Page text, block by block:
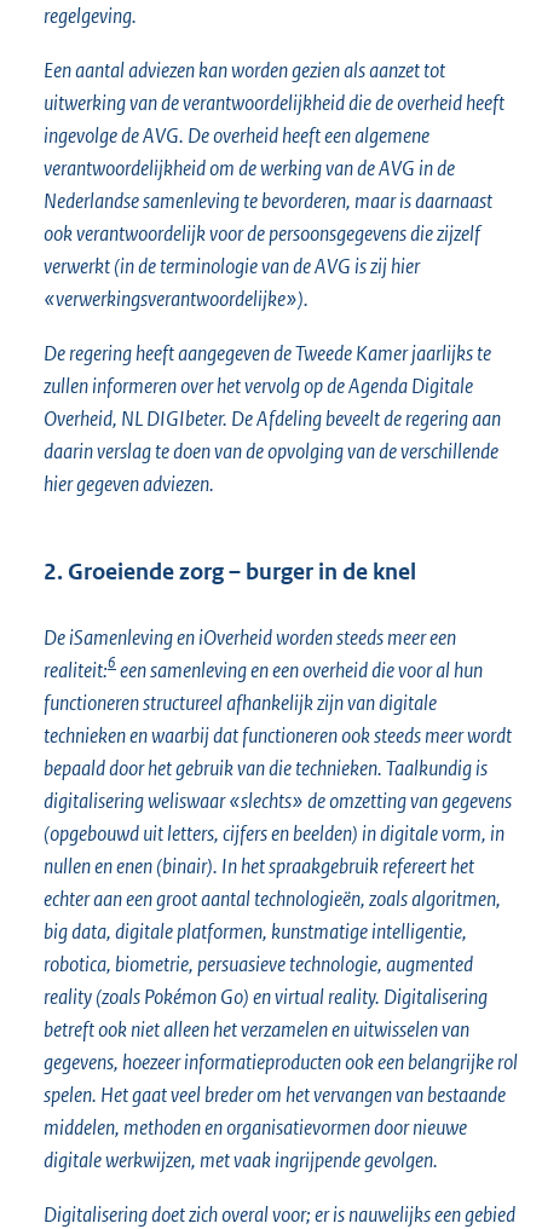
regelgeving.
Een aantal adviezen kan worden gezien als aanzet tot
uitwerking van de verantwoordelijkheid die de overheid heeft
ingevolge de AVG. De overheid heeft een algemene
verantwoordelijkheid om de werking van de AVG in de
Nederlandse samenleving te bevorderen, maar is daarnaast
ook verantwoordelijk voor de persoonsgegevens die zijzelf
verwerkt (in de terminologie van de AVG is zij hier
«verwerkingsverantwoordelijke»).
De regering heeft aangegeven de Tweede Kamer jaarlijks te
zullen informeren over het vervolg op de Agenda Digitale
Overheid, NL DIGIbeter. De Afdeling beveelt de regering aan
daarin verslag te doen van de opvolging van de verschillende
hier gegeven adviezen.
2. Groeiende zorg – burger in de knel
De iSamenleving en iOverheid worden steeds meer een
realiteit:6 een samenleving en een overheid die voor al hun
functioneren structureel afhankelijk zijn van digitale
technieken en waarbij dat functioneren ook steeds meer wordt
bepaald door het gebruik van die technieken. Taalkundig is
digitalisering weliswaar «slechts» de omzetting van gegevens
(opgebouwd uit letters, cijfers en beelden) in digitale vorm, in
nullen en enen (binair). In het spraakgebruik refereert het
echter aan een groot aantal technologieën, zoals algoritmen,
big data, digitale platformen, kunstmatige intelligentie,
robotica, biometrie, persuasieve technologie, augmented
reality (zoals Pokémon Go) en virtual reality. Digitalisering
betreft ook niet alleen het verzamelen en uitwisselen van
gegevens, hoezeer informatieproducten ook een belangrijke rol
spelen. Het gaat veel breder om het vervangen van bestaande
middelen, methoden en organisatievormen door nieuwe
digitale werkwijzen, met vaak ingrijpende gevolgen.
Digitalisering doet zich overal voor; er is nauwelijks een gebied